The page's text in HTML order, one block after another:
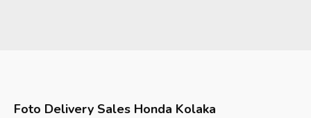
Foto Delivery Sales Honda Kolaka